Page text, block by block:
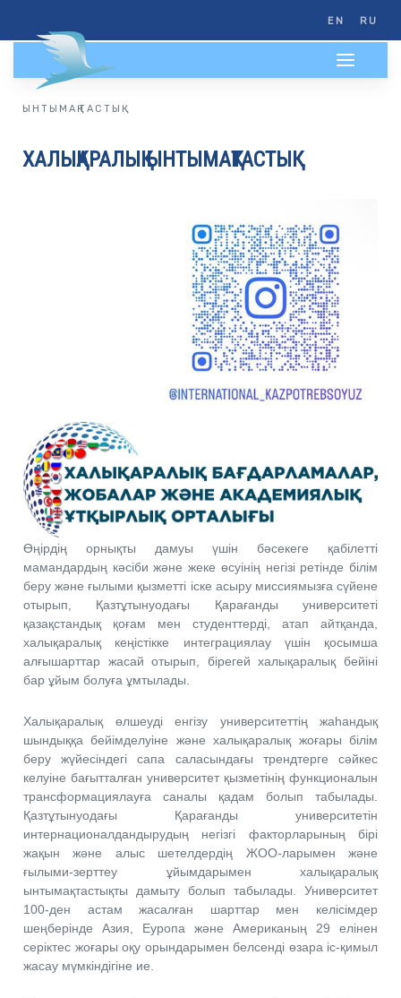
EN RU
ЫНТЫМАҚТАСТЫҚ
ХАЛЫҚАРАЛЫҚ ЫНТЫМАҚТАСТЫҚ
Өңірдің орнықты дамуы үшін бәсекеге қабілетті
мамандардың кәсіби және жеке өсуінің негізі ретінде білім
беру және ғылыми қызметті іске асыру миссиямызға сүйене
отырып, Қазтұтынуодағы Қарағанды университеті
қазақстандық қоғам мен студенттерді, атап айтқанда,
халықаралық кеңістікке интеграциялау үшін қосымша
алғышарттар жасай отырып, бірегей халықаралық бейіні
бар ұйым болуға ұмтылады.
Халықаралық өлшеуді енгізу университеттің жаһандық
шындыққа бейімделуіне және халықаралық жоғары білім
беру жүйесіндегі сапа саласындағы трендтерге сәйкес
келуіне бағытталған университет қызметінің функционалын
трансформациялауға саналы қадам болып табылады.
Қазтұтынуодағы Қарағанды университетін
интернационалдандырудың негізгі факторларының бірі
жақын және алыс шетелдердің ЖОО-ларымен және
ғылыми-зерттеу ұйымдарымен халықаралық
ынтымақтастықты дамыту болып табылады. Университет
100-ден астам жасалған шарттар мен келісімдер
шеңберінде Азия, Еуропа және Американың 29 елінен
серіктес жоғары оқу орындарымен белсенді өзара іс-қимыл
жасау мүмкіндігіне ие.